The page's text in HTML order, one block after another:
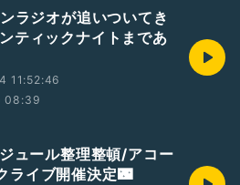
373kuri
ラジオが追いついてき
ティックナイトまであ
11:52:46
08:39
ュール整理整頓/アコー
ライブ開催決定🌃